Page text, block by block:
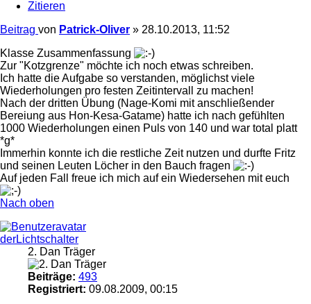
Zitieren
Beitrag von Patrick-Oliver » 28.10.2013, 11:52
Klasse Zusammenfassung
Zur "Kotzgrenze" möchte ich noch etwas schreiben.
Ich hatte die Aufgabe so verstanden, möglichst viele
Wiederholungen pro festen Zeitintervall zu machen!
Nach der dritten Übung (Nage-Komi mit anschließender
Bereiung aus Hon-Kesa-Gatame) hatte ich nach gefühlten
1000 Wiederholungen einen Puls von 140 und war total platt
*g*
Immerhin konnte ich die restliche Zeit nutzen und durfte Fritz
und seinen Leuten Löcher in den Bauch fragen
Auf jeden Fall freue ich mich auf ein Wiedersehen mit euch
Nach oben
derLichtschalter
2. Dan Träger
Beiträge: 493
Registriert: 09.08.2009, 00:15